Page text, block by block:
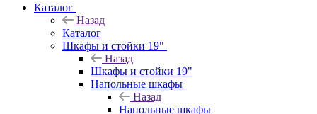
Каталог
Назад
Каталог
Шкафы и стойки 19"
Назад
Шкафы и стойки 19"
Напольные шкафы
Назад
Напольные шкафы